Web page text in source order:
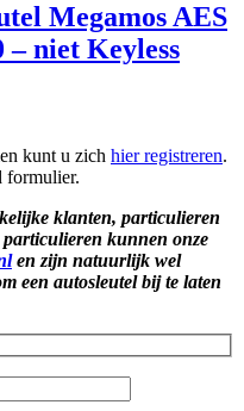
Megamos AES
– niet Keyless
kunt u zich hier registreren.
formulier.
klanten, particulieren
kunnen onze
en zijn natuurlijk wel
een autosleutel bij te laten